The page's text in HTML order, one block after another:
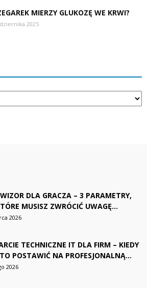
MIERZY GLUKOZĘ WE KRWI?
2025
DLA GRACZA – 3 PARAMETRY,
MUSISZ ZWRÓCIĆ UWAGĘ...
2026
TECHNICZNE IT DLA FIRM – KIEDY
POSTAWIĆ NA PROFESJONALNĄ...
2026